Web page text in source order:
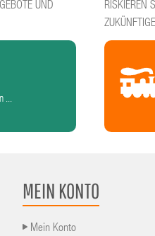
UND
RISKIEREN
...
MEIN KONTO
Mein Konto